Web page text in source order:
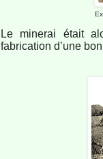
Le minerai était
fabrication d’une